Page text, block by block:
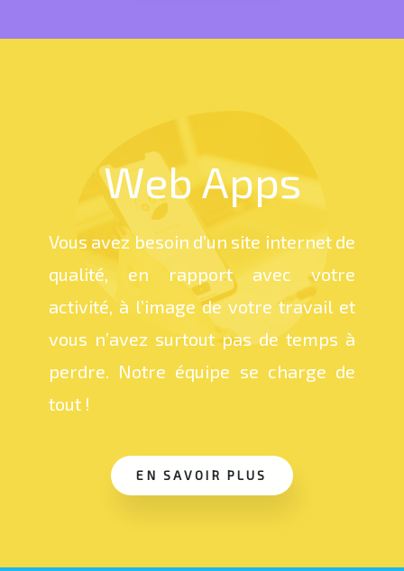
Web Apps
Vous avez besoin d’un site internet de
qualité, en rapport avec votre
activité, à l’image de votre travail et
vous n’avez surtout pas de temps à
perdre. Notre équipe se charge de
tout !
EN SAVOIR PLUS